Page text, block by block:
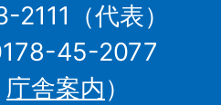
（代表）
45-2077
庁舎案内）